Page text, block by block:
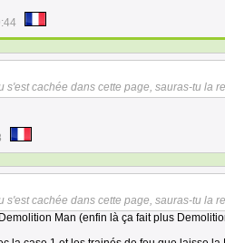
s'est cachée dans cette page, sauras-tu la
s'est cachée dans cette page, sauras-tu la
Man (enfin là ça fait plus